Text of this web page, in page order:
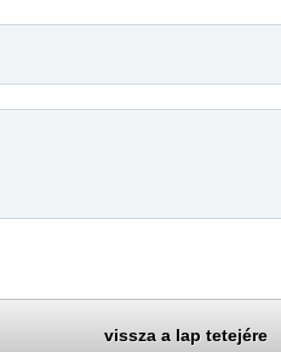
vissza a lap tetejére